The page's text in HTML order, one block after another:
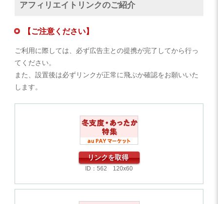
アフィリエイトリンクのご紹介
【ご注意ください】
ご利用に際しては、必ず広告主との提携が完了してから行っ
てください。
また、設置後は必ずリンクが正常に飛ぶか確認をお願いいた
します。
リンクを取得
ID：562 120x60